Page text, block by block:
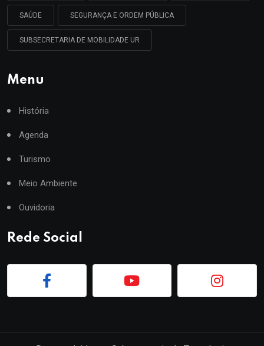
SAÚDE SEGURANÇA E ORDEM PÚBLICA
SUBSECRETARIA DE MOBILIDADE UR
Menu
História
Agenda
Turismo
Meio Ambiente
Ouvidoria
Rede Social